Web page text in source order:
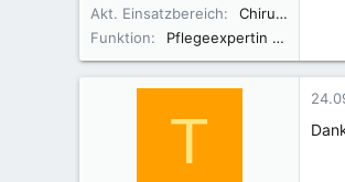
Akt. Einsatzbereich
Chirurgie
Funktion
Pflegeexpertin ANP
T